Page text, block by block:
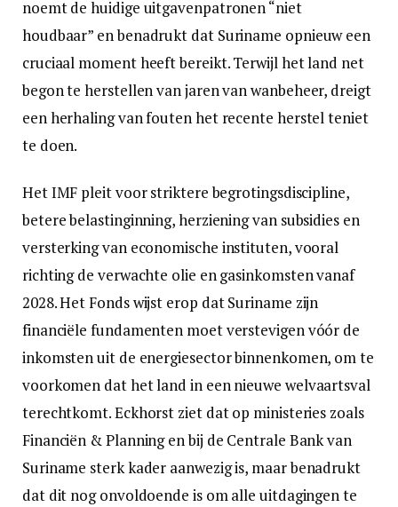
noemt de huidige uitgavenpatronen “niet
houdbaar” en benadrukt dat Suriname opnieuw een
cruciaal moment heeft bereikt. Terwijl het land net
begon te herstellen van jaren van wanbeheer, dreigt
een herhaling van fouten het recente herstel teniet
te doen.
Het IMF pleit voor striktere begrotingsdiscipline,
betere belastinginning, herziening van subsidies en
versterking van economische instituten, vooral
richting de verwachte olie en gasinkomsten vanaf
2028. Het Fonds wijst erop dat Suriname zijn
financiële fundamenten moet verstevigen vóór de
inkomsten uit de energiesector binnenkomen, om te
voorkomen dat het land in een nieuwe welvaartsval
terechtkomt. Eckhorst ziet dat op ministeries zoals
Financiën & Planning en bij de Centrale Bank van
Suriname sterk kader aanwezig is, maar benadrukt
dat dit nog onvoldoende is om alle uitdagingen te